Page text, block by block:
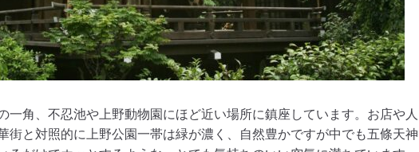
一角、不忍池や上野動物園にほど近い場所に鎮座しています。お店や人
街と対照的に上野公園一帯は緑が濃く、自然豊かですが中でも五條天神